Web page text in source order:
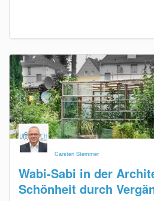
Carsten Stemmer
Wabi-Sabi in der
Schönheit durch